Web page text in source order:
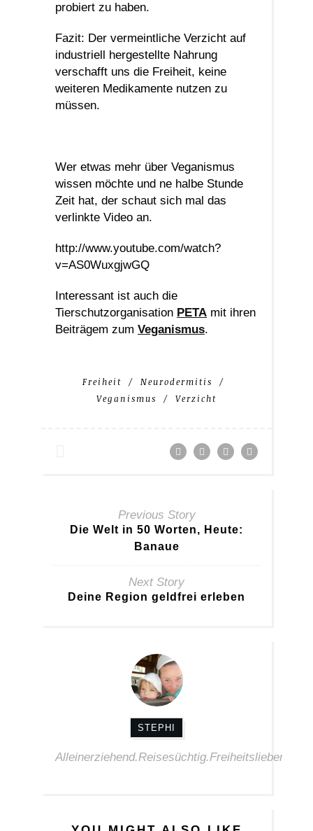
probiert zu haben.
Fazit: Der vermeintliche Verzicht auf
industriell hergestellte Nahrung
verschafft uns die Freiheit, keine
weiteren Medikamente nutzen zu
müssen.
Wer etwas mehr über Veganismus
wissen möchte und ne halbe Stunde
Zeit hat, der schaut sich mal das
verlinkte Video an.
http://www.youtube.com/watch?
v=AS0WuxgjwGQ
Interessant ist auch die
Tierschutzorganisation PETA mit ihren
Beiträgem zum Veganismus.
Freiheit
Neurodermitis
Veganismus
Verzicht
Previous Story
Die Welt in 50 Worten, Heute:
Banaue
Next Story
Deine Region geldfrei erleben
STEPHI